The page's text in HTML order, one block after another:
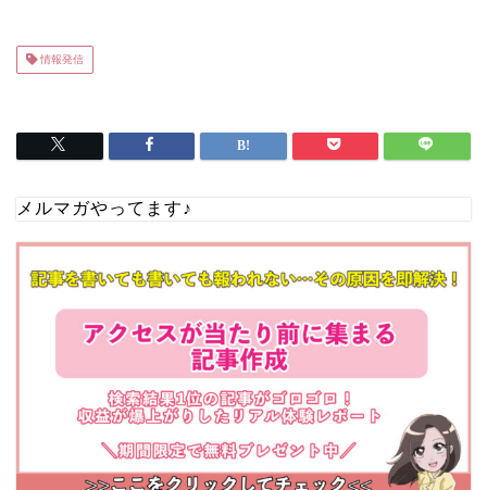
情報発信
メルマガやってます♪